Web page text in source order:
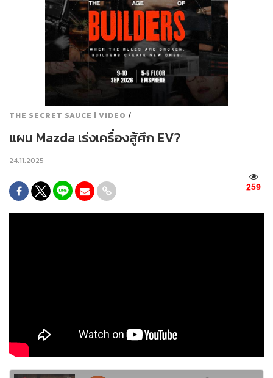
THE SECRET SAUCE | VIDEO /
แผน Mazda เร่งเครื่องสู้ศึก EV?
24.11.2025
259